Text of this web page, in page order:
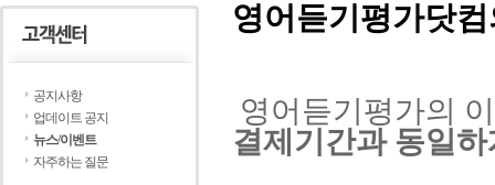
공지사항
업데이트 공지
뉴스/이벤트
자주하는 질문
영어듣기평가닷
영어듣기평가의
결제기간과 동일하